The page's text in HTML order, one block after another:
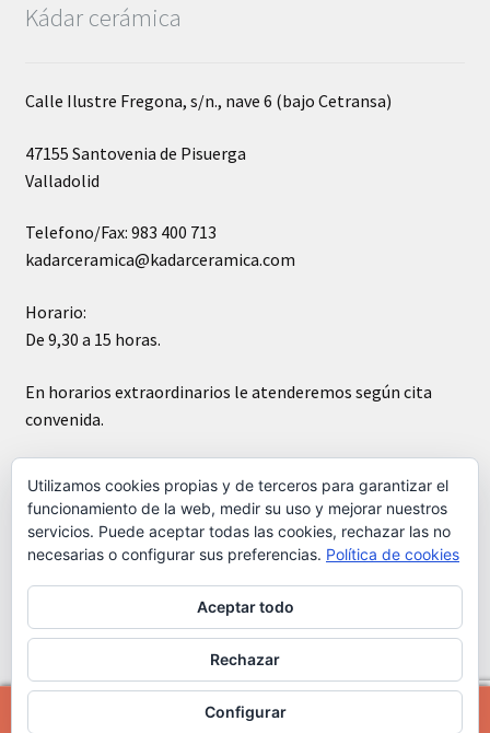
Kádar cerámica
Calle Ilustre Fregona, s/n., nave 6 (bajo Cetransa)
47155 Santovenia de Pisuerga
Valladolid
Telefono/Fax: 983 400 713
kadarceramica@kadarceramica.com
Horario:
De 9,30 a 15 horas.
En horarios extraordinarios le atenderemos según cita
convenida.
Construido con WooCommerce.
Utilizamos cookies propias y de terceros para garantizar el
funcionamiento de la web, medir su uso y mejorar nuestros
servicios. Puede aceptar todas las cookies, rechazar las no
necesarias o configurar sus preferencias. Política de cookies
Aceptar todo
Rechazar
Configurar